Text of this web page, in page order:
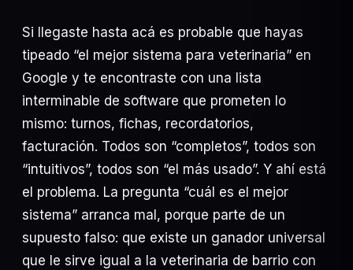
Si llegaste hasta acá es probable que hayas
tipeado “el mejor sistema para veterinaria” en
Google y te encontraste con una lista
interminable de software que prometen lo
mismo: turnos, fichas, recordatorios,
facturación. Todos son “completos”, todos son
“intuitivos”, todos son “el más usado”. Y ahí está
el problema. La pregunta “cuál es el mejor
sistema” arranca mal, porque parte de un
supuesto falso: que existe un ganador universal
que le sirve igual a la veterinaria de barrio con
Automatización
Marketing Digital 47
IA y Negocios
Programación
Posicionamiento SEO